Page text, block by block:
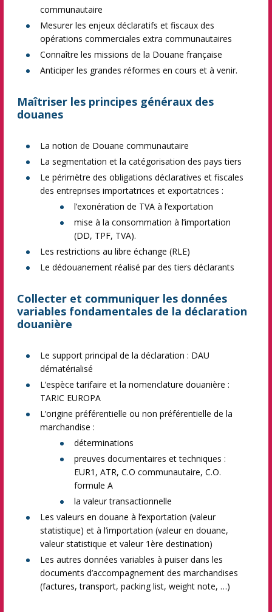
communautaire
Mesurer les enjeux déclaratifs et fiscaux des
opérations commerciales extra communautaires
Connaître les missions de la Douane française
Anticiper les grandes réformes en cours et à venir.
Maîtriser les principes généraux des
douanes
La notion de Douane communautaire
La segmentation et la catégorisation des pays tiers
Le périmètre des obligations déclaratives et fiscales
des entreprises importatrices et exportatrices :
l’exonération de TVA à l’exportation
mise à la consommation à l’importation
(DD, TPF, TVA).
Les restrictions au libre échange (RLE)
Le dédouanement réalisé par des tiers déclarants
Collecter et communiquer les données
variables fondamentales de la déclaration
douanière
Le support principal de la déclaration : DAU
dématérialisé
L’espèce tarifaire et la nomenclature douanière :
TARIC EUROPA
L’origine préférentielle ou non préférentielle de la
marchandise :
déterminations
preuves documentaires et techniques :
EUR1, ATR, C.O communautaire, C.O.
formule A
la valeur transactionnelle
Les valeurs en douane à l’exportation (valeur
statistique) et à l’importation (valeur en douane,
valeur statistique et valeur 1ère destination)
Les autres données variables à puiser dans les
documents d’accompagnement des marchandises
(factures, transport, packing list, weight note, …)